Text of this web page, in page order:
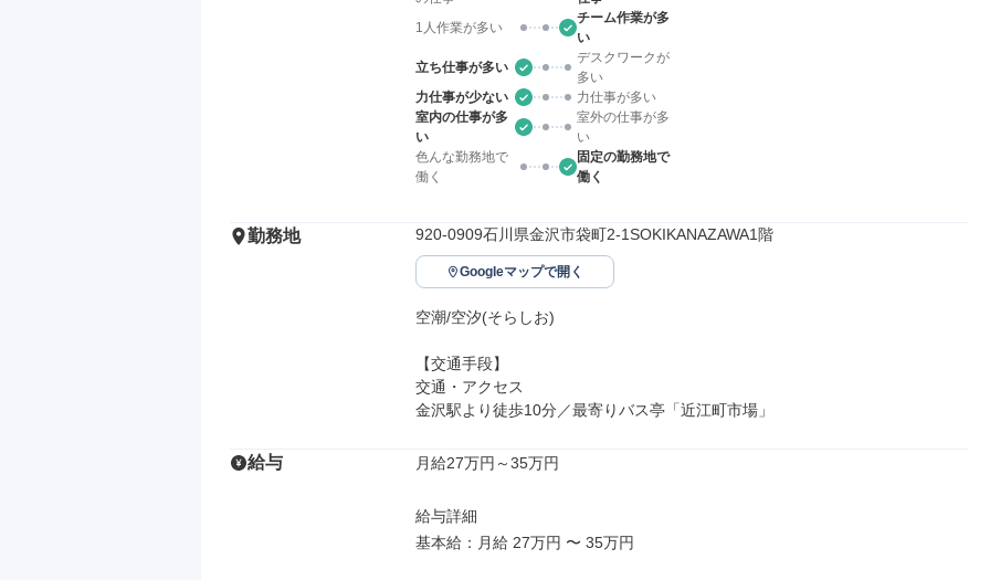
1人作業が多い
チーム作業が多
い
立ち仕事が多い
デスクワークが
多い
力仕事が少ない
力仕事が多い
室内の仕事が多
い
室外の仕事が多
い
色んな勤務地で
働く
固定の勤務地で
働く
勤務地 920-0909石川県金沢市袋町2-1SOKIKANAZAWA1階
Googleマップで開く
空潮/空汐(そらしお)
【交通手段】
交通・アクセス
金沢駅より徒歩10分／最寄りバス亭「近江町市場」
給与 月給27万円～35万円
給与詳細
基本給：月給 27万円 〜 35万円